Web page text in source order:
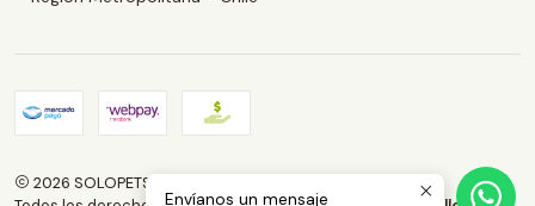
2026 SOLOPETS.CL.
Envíanos un mensaje